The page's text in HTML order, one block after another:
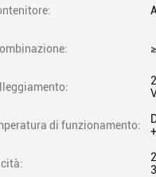
di funzionamento: